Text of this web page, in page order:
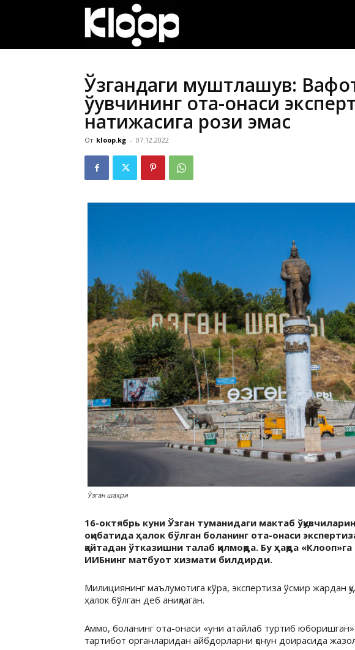
Ўзгандаги муштлашув:
ўқувчининг ота-онаси
натижасига рози эмас
От kloop.kg - 07.12.2022
Ўзган шаҳри
16-октябрь куни Ўзган туманидаги мактаб
оқибатида ҳалок бўлган боланинг ота-онаси
қайтадан ўтказишни талаб қилмоқда. Бу ҳақда
ИИБнинг матбуот хизмати билдирди.
Милициянинг маълумотига кўра, экспертиза ўсмир жардан
ҳалок бўлган деб аниқлаган.
Аммо, боланинг ота-онаси «уни атайлаб туртиб юборишган»
тартибот органларидан айбдорларни қонун доирасида